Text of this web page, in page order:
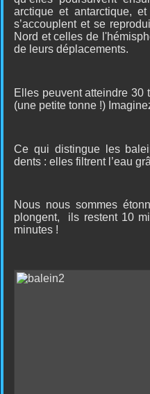
arctique et antarctique,
s’accouplent et se
Nord et celles de
de leurs déplacements.
Elles peuvent atteindre
(une petite tonne !)
Ce qui distingue les
dents : elles filtrent l’eau
Nous nous sommes
plongent,
ils restent 10
minutes !